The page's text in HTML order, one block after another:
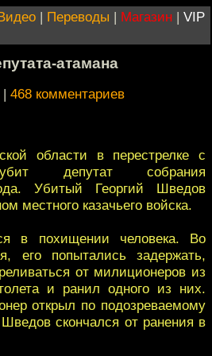
| Переводы | Магазин | VIP
атамана
| 468 комментариев
области в перестрелке с
депутат собрания
Убитый Георгий Шведов
местного казачьего войска.
в похищении человека. Во
его попытались задержать,
от милиционеров из
и ранил одного из них.
открыл по подозреваемому
скончался от ранения в